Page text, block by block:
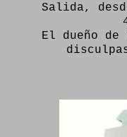
Salida,
El dueño